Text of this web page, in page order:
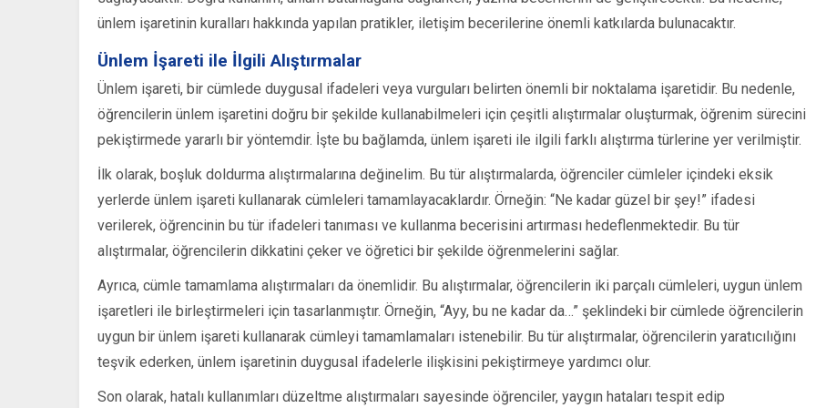
ünlem işaretinin kuralları hakkında yapılan pratikler, iletişim becerilerine önemli katkılarda bulunacaktır.
Ünlem İşareti ile İlgili Alıştırmalar
Ünlem işareti, bir cümlede duygusal ifadeleri veya vurguları belirten önemli bir noktalama işaretidir. Bu nedenle,
öğrencilerin ünlem işaretini doğru bir şekilde kullanabilmeleri için çeşitli alıştırmalar oluşturmak, öğrenim sürecini
pekiştirmede yararlı bir yöntemdir. İşte bu bağlamda, ünlem işareti ile ilgili farklı alıştırma türlerine yer verilmiştir.
İlk olarak, boşluk doldurma alıştırmalarına değinelim. Bu tür alıştırmalarda, öğrenciler cümleler içindeki eksik
yerlerde ünlem işareti kullanarak cümleleri tamamlayacaklardır. Örneğin: “Ne kadar güzel bir şey!” ifadesi
verilerek, öğrencinin bu tür ifadeleri tanıması ve kullanma becerisini artırması hedeflenmektedir. Bu tür
alıştırmalar, öğrencilerin dikkatini çeker ve öğretici bir şekilde öğrenmelerini sağlar.
Ayrıca, cümle tamamlama alıştırmaları da önemlidir. Bu alıştırmalar, öğrencilerin iki parçalı cümleleri, uygun ünlem
işaretleri ile birleştirmeleri için tasarlanmıştır. Örneğin, “Ayy, bu ne kadar da…” şeklindeki bir cümlede öğrencilerin
uygun bir ünlem işareti kullanarak cümleyi tamamlamaları istenebilir. Bu tür alıştırmalar, öğrencilerin yaratıcılığını
teşvik ederken, ünlem işaretinin duygusal ifadelerle ilişkisini pekiştirmeye yardımcı olur.
Son olarak, hatalı kullanımları düzeltme alıştırmaları sayesinde öğrenciler, yaygın hataları tespit edip